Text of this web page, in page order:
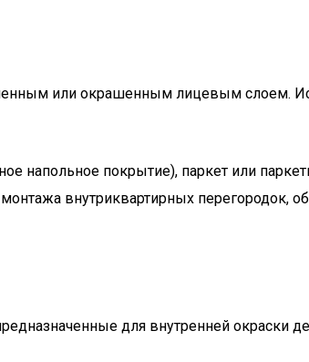
или окрашенным лицевым слоем.
напольное покрытие), паркет или
внутриквартирных перегородок,
для внутренней окраски